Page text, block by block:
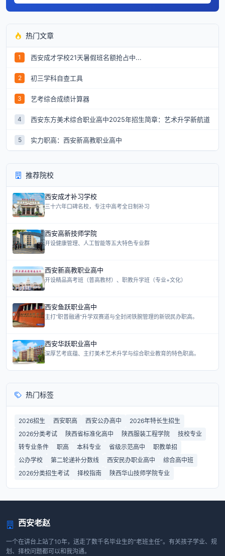
热门文章
1 西安成才学校21天暑假班名额抢占中...
2 初三学科自查工具
3 艺考综合成绩计算器
4 西安东方美术综合职业高中2025年招生简章：艺术升学新航道
5 实力职高：西安新高教职业高中
推荐院校
西安成才补习学校
三十六年口碑名校，专注中高考全日制补习
西安高新技师学院
开设健康管理、人工智能等五大特色专业群
西安新高教职业高中
开设精品高考班（普高教材）、职教升学班（专业+文化）
西安鱼跃职业高中
主打“职普融通”升学双赛道与全封闭铁腕管理的新锐民办职高。
西安华跃职业高中
深厚艺考底蕴、主打美术艺术升学与综合职业教育的特色职高。
热门标签
2026招生 西安职高 西安公办高中
2026年特长生招生
2026分类考试
陕西省标准化高中 陕西服装工程学院
技校专业
转专业条件
职高 本科专业 省级示范高中
职教单招
公办学校
第二轮递补分数线 西安民办职业高中
综合高中班
2026分类招生考试
择校指南 陕西华山技师学院专业
西安老赵
一个在讲台上站了10年，送走了数千名毕业生的“老班主任”。有关孩子学业、规
划、择校问题都可以和我沟通。